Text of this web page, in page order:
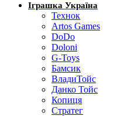
Іграшка Україна
Технок
Artos Games
DoDo
Doloni
G-Toys
Бамсик
ВладиТойс
Данко Тойс
Копиця
Стратег